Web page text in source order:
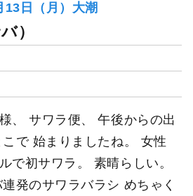
日（月）大潮
）
、 サワラ便、 午後からの出
で 始まりましたね。 女性
で初サワラ。 素晴らしい。
発のサワラバラシ めちゃく